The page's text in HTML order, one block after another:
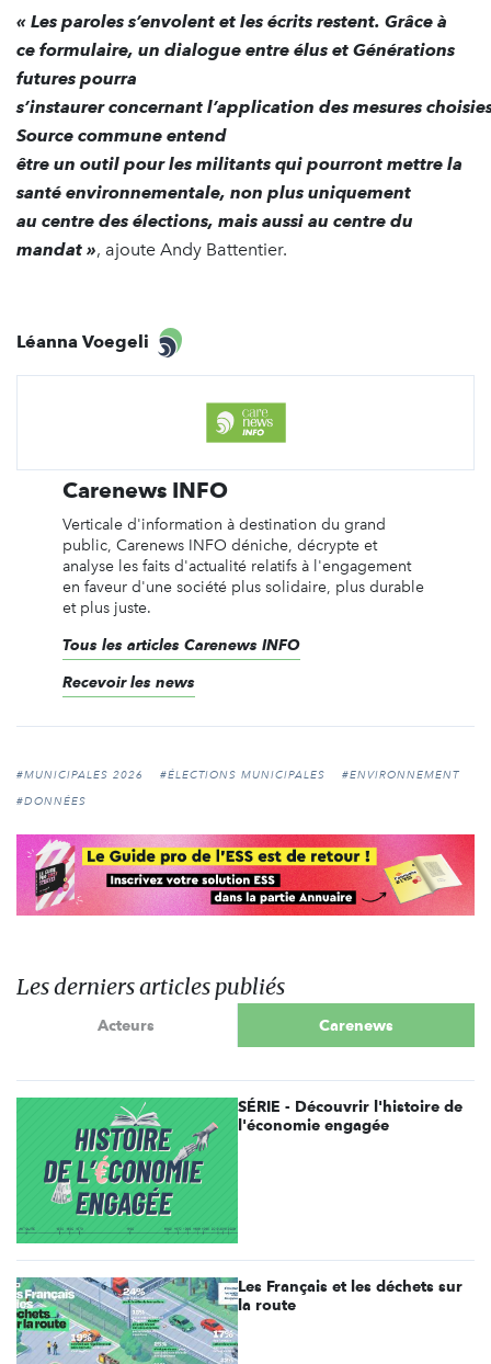
« Les paroles s’envolent et les écrits restent. Grâce à
ce formulaire, un dialogue entre élus et Générations
futures pourra
s’instaurer concernant l’application des mesures
Source commune entend
être un outil pour les militants qui pourront mettre la
santé environnementale, non plus uniquement
au centre des élections, mais aussi au centre du
mandat », ajoute Andy Battentier.
Léanna Voegeli
Carenews INFO
Verticale d'information à destination du grand
public, Carenews INFO déniche, décrypte et
analyse les faits d'actualité relatifs à l'engagement
en faveur d'une société plus solidaire, plus durable
et plus juste.
Tous les articles Carenews INFO
Recevoir les news
#MUNICIPALES 2026 #ÉLECTIONS MUNICIPALES
#ENVIRONNEMENT
#DONNÉES
Les derniers articles publiés
Acteurs Carenews
SÉRIE - Découvrir l'histoire de
l'économie engagée
Les Français et les déchets sur
la route